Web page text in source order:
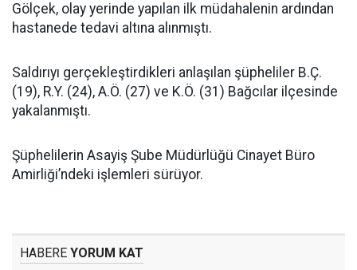
Gölçek, olay yerinde yapılan ilk müdahalenin ardından
hastanede tedavi altına alınmıştı.
Saldırıyı gerçekleştirdikleri anlaşılan şüpheliler B.Ç.
(19), R.Y. (24), A.Ö. (27) ve K.Ö. (31) Bağcılar ilçesinde
yakalanmıştı.
Şüphelilerin Asayiş Şube Müdürlüğü Cinayet Büro
Amirliği’ndeki işlemleri sürüyor.
HABERE YORUM KAT